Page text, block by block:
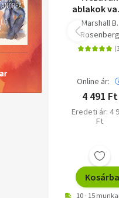
ablakok
falak -
Bővített,
javított
Marshall B.
Rosenberg
Online ár:
4 491 Ft
Eredeti ár: 4
Ft
Kosárba
10 - 15